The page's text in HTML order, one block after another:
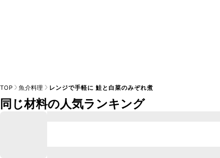
TOP 魚介料理 レンジで手軽に 鮭と白菜のみぞれ煮
同じ材料の人気ランキング